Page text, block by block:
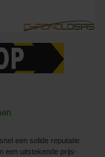
een solide reputatie
een uitstekende prijs-